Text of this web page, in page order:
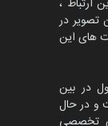
ارتباط ،
تصویر در
های این
در بین
و در حال
تخصصی